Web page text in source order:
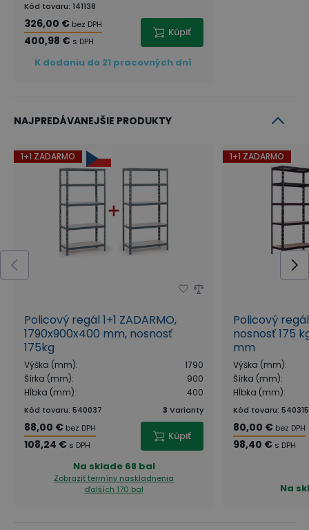
Kód tovaru: 141138
326,00 € bez DPH
400,98 € s DPH
Kúpiť
K dodaniu do 21 pracovných dní
NAJPREDÁVANEJŠIE PRODUKTY
1+1 ZADARMO
Policový regál 1+1 ZADARMO,
1790x900x400 mm, nosnosť
175kg
Výška (mm):
1790
Šírka (mm):
900
Hĺbka (mm): 400
Kód tovaru: 540037 3 Varianty
88,00 € bez DPH
108,24 € s DPH
Kúpiť
Na sklade 68 bal
Zobraziť termíny naskladnenia
ďalších 170 bal
1+1 ZADARMO
Policový regál
nosnosť 175
mm
Výška (mm):
Šírka (mm):
Hĺbka (mm):
Kód tovaru: 540315
80,00 € bez DPH
98,40 € s DPH
Na